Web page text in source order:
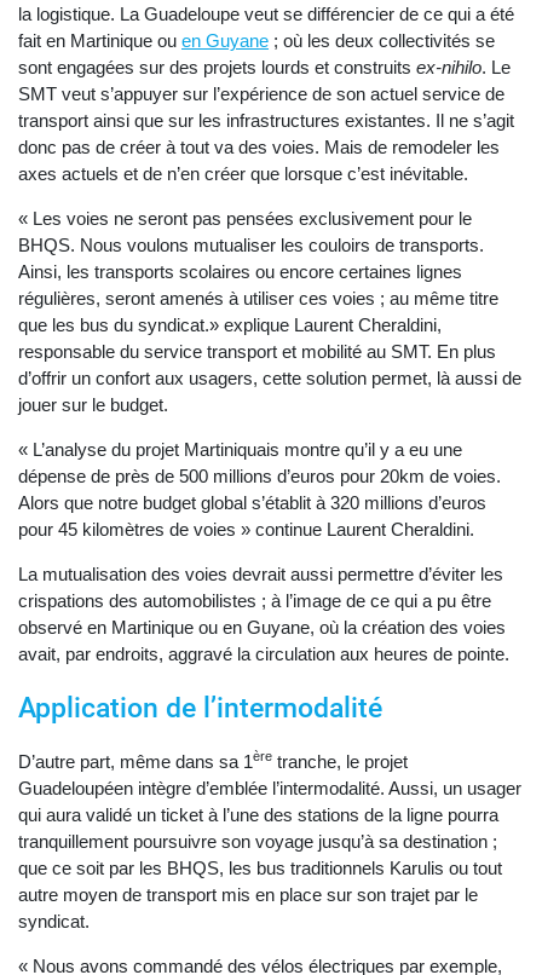
la logistique. La Guadeloupe veut se différencier de ce qui a été
fait en Martinique ou en Guyane ; où les deux collectivités se
sont engagées sur des projets lourds et construits ex-nihilo. Le
SMT veut s’appuyer sur l’expérience de son actuel service de
transport ainsi que sur les infrastructures existantes. Il ne s’agit
donc pas de créer à tout va des voies. Mais de remodeler les
axes actuels et de n’en créer que lorsque c’est inévitable.
« Les voies ne seront pas pensées exclusivement pour le
BHQS. Nous voulons mutualiser les couloirs de transports.
Ainsi, les transports scolaires ou encore certaines lignes
régulières, seront amenés à utiliser ces voies ; au même titre
que les bus du syndicat.» explique Laurent Cheraldini,
responsable du service transport et mobilité au SMT. En plus
d’offrir un confort aux usagers, cette solution permet, là aussi de
jouer sur le budget.
« L’analyse du projet Martiniquais montre qu’il y a eu une
dépense de près de 500 millions d’euros pour 20km de voies.
Alors que notre budget global s’établit à 320 millions d’euros
pour 45 kilomètres de voies » continue Laurent Cheraldini.
La mutualisation des voies devrait aussi permettre d’éviter les
crispations des automobilistes ; à l’image de ce qui a pu être
observé en Martinique ou en Guyane, où la création des voies
avait, par endroits, aggravé la circulation aux heures de pointe.
Application de l’intermodalité
D’autre part, même dans sa 1ère tranche, le projet
Guadeloupéen intègre d’emblée l’intermodalité. Aussi, un usager
qui aura validé un ticket à l’une des stations de la ligne pourra
tranquillement poursuivre son voyage jusqu’à sa destination ;
que ce soit par les BHQS, les bus traditionnels Karulis ou tout
autre moyen de transport mis en place sur son trajet par le
syndicat.
« Nous avons commandé des vélos électriques par exemple,